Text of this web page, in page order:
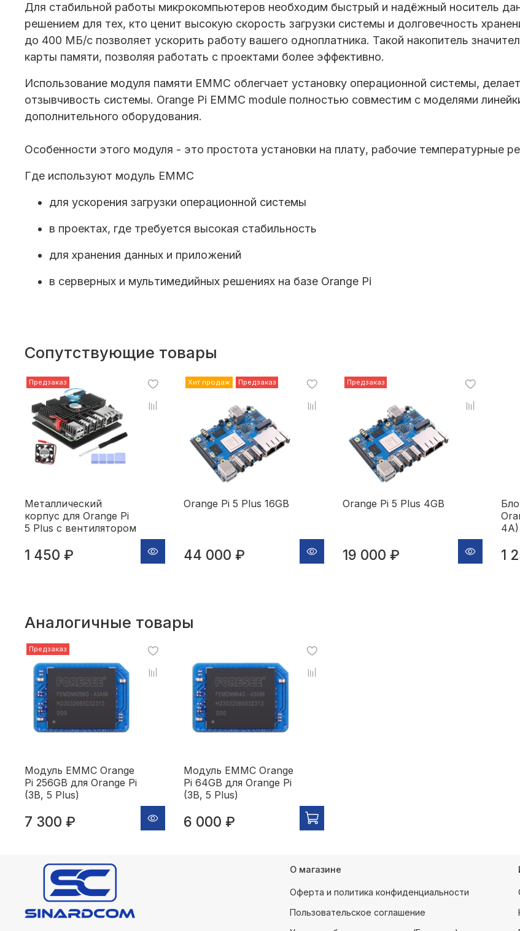
Для стабильной работы микрокомпьютеров необходим быстрый и надёжный носитель
решением для тех, кто ценит высокую скорость загрузки системы и долговечность
до 400 МБ/с позволяет ускорить работу вашего одноплатника. Такой накопитель
карты памяти, позволяя работать с проектами более эффективно.
Использование модуля памяти EMMC облегчает установку операционной системы,
отзывчивость системы. Orange Pi EMMC module полностью совместим с моделями
дополнительного оборудования.
Особенности этого модуля - это простота установки на плату, рабочие температурные
Где используют модуль EMMC
для ускорения загрузки операционной системы
в проектах, где требуется высокая стабильность
для хранения данных и приложений
в серверных и мультимедийных решениях на базе Orange Pi
Сопутствующие товары
Предзаказ
Металлический
корпус для Orange Pi
5 Plus с вентилятором
1 450 ₽
Хит продаж Предзаказ
Orange Pi 5 Plus 16GB
44 000 ₽
Предзаказ
Orange Pi 5 Plus 4GB
19 000 ₽
4A)
1
Аналогичные товары
Предзаказ
Модуль EMMC Orange
Pi 256GB для Orange Pi
(3B, 5 Plus)
7 300 ₽
Модуль EMMC Orange
Pi 64GB для Orange Pi
(3B, 5 Plus)
6 000 ₽
О магазине
Оферта и политика конфиденциальности
Пользовательское соглашение